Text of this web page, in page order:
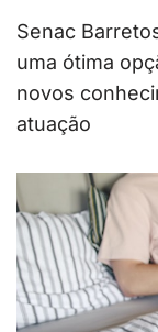
Senac
uma ótima
novos
atuação